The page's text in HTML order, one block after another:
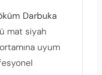
Darbuka
mat siyah
uyum